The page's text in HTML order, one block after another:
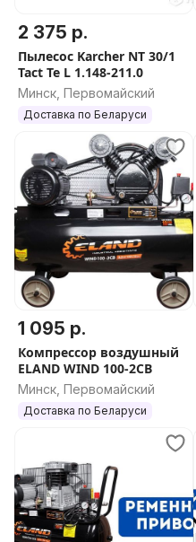
2 375 р.
Пылесос Karcher NT 30/1
Tact Te L 1.148-211.0
Минск, Первомайский
Доставка по Беларуси
1 095 р.
Компрессор воздушный
ELAND WIND 100-2CB
Минск, Первомайский
Доставка по Беларуси